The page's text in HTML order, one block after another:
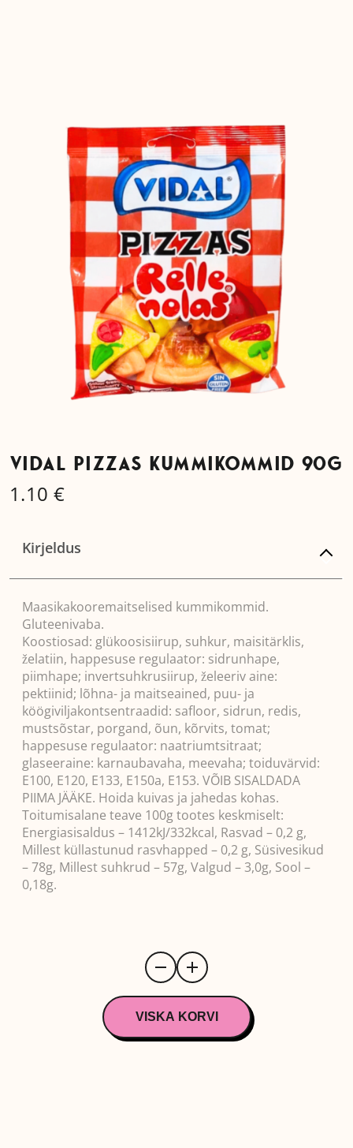
VIDAL PIZZAS KUMMIKOMMID 90G
1.10€
Kirjeldus
Maasikakooremaitselised kummikommid.
Gluteenivaba.
Koostiosad: glükoosisiirup, suhkur, maisitärklis,
želatiin, happesuse regulaator: sidrunhape,
piimhape; invertsuhkrusiirup, želeeriv aine:
pektiinid; lõhna- ja maitseained, puu- ja
köögiviljakontsentraadid: safloor, sidrun, redis,
mustsõstar, porgand, õun, kõrvits, tomat;
happesuse regulaator: naatriumtsitraat;
glaseeraine: karnaubavaha, meevaha; toiduvärvid:
E100, E120, E133, E150a, E153. VÕIB SISALDADA
PIIMA JÄÄKE. Hoida kuivas ja jahedas kohas.
Toitumisalane teave 100g tootes keskmiselt:
Energiasisaldus – 1412kJ/332kcal, Rasvad – 0,2 g,
Millest küllastunud rasvhapped – 0,2 g, Süsivesikud
– 78g, Millest suhkrud – 57g, Valgud – 3,0g, Sool –
0,18g.
VIDAL
PIZZAS
KUMMIKOMMID
90G
VISKA KORVI